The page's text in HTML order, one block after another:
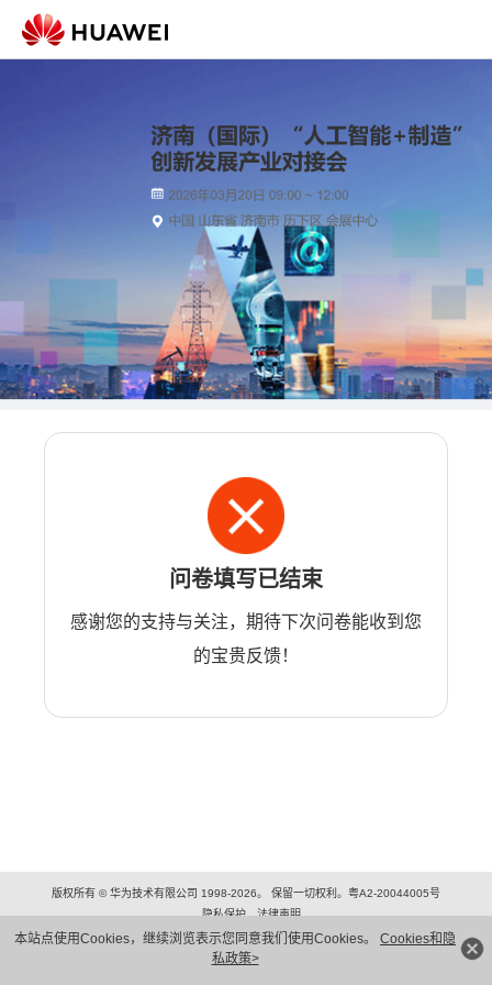
本站点使用Cookies，继续浏览表示您同意我们使用Cookies。 Cookies和隐
私政策>
问卷填写已结束
感谢您的支持与关注，期待下次问卷能收到您
的宝贵反馈！
版权所有 © 华为技术有限公司 1998-2026。 保留一切权利。粤A2-20044005号
隐私保护
法律声明